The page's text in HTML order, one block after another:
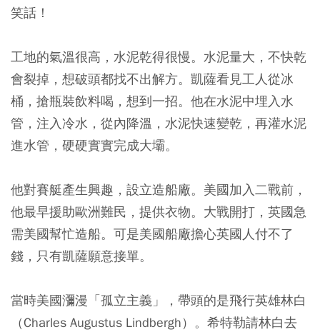
笑話！
工地的氣溫很高，水泥乾得很慢。水泥量大，不快乾
會裂掉，想破頭都找不出解方。凱薩看見工人從冰
桶，搶瓶裝飲料喝，想到一招。他在水泥中埋入水
管，注入冷水，從內降溫，水泥快速變乾，再灌水泥
進水管，硬硬實實完成大壩。
他對賽艇產生興趣，設立造船廠。美國加入二戰前，
他最早援助歐洲難民，提供衣物。大戰開打，英國急
需美國幫忙造船。可是美國船廠擔心英國人付不了
錢，只有凱薩願意接單。
當時美國瀰漫「孤立主義」，帶頭的是飛行英雄林白
（Charles Augustus Lindbergh）。希特勒請林白去